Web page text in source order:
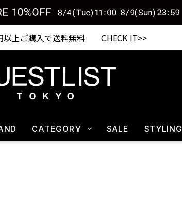
以上ご購入で送料無料 CHECK IT>>
CATEGORY SALE STYLING